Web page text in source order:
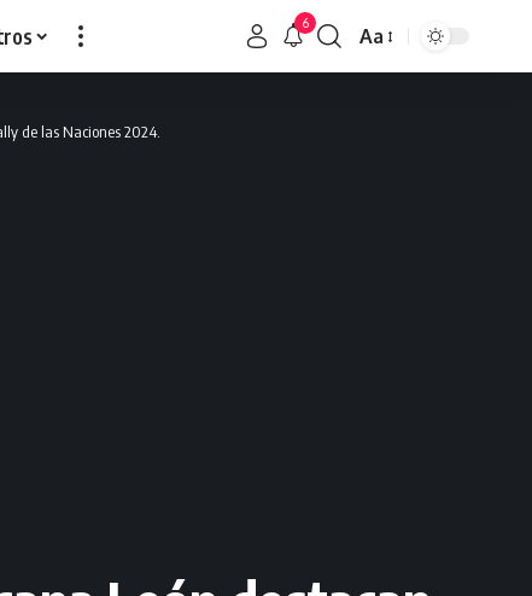
6
Aa
de las Naciones 2024.